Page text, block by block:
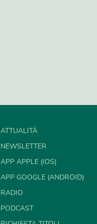
ATTUALITÀ
NEWSLETTER
APP APPLE (IOS)
APP GOOGLE (ANDROID)
RADIO
PODCAST